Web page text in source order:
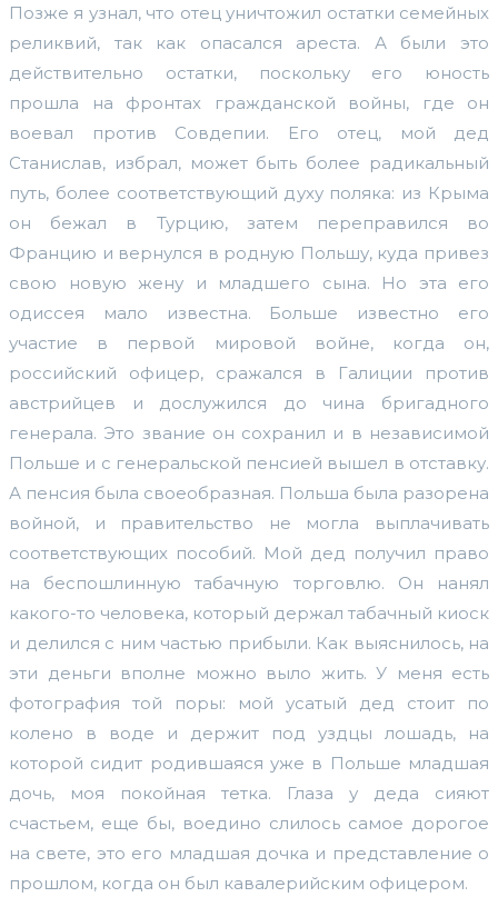
Позже я узнал, что отец уничтожил остатки семейных
реликвий, так как опасался ареста. А были это
действительно остатки, поскольку его юность
прошла на фронтах гражданской войны, где он
воевал против Совдепии. Его отец, мой дед
Станислав, избрал, может быть более радикальный
путь, более соответствующий духу поляка: из Крыма
он бежал в Турцию, затем переправился во
Францию и вернулся в родную Польшу, куда привез
свою новую жену и младшего сына. Но эта его
одиссея мало известна. Больше известно его
участие в первой мировой войне, когда он,
российский офицер, сражался в Галиции против
австрийцев и дослужился до чина бригадного
генерала. Это звание он сохранил и в независимой
Польше и с генеральской пенсией вышел в отставку.
А пенсия была своеобразная. Польша была разорена
войной, и правительство не могла выплачивать
соответствующих пособий. Мой дед получил право
на беспошлинную табачную торговлю. Он нанял
какого-то человека, который держал табачный киоск
и делился с ним частью прибыли. Как выяснилось, на
эти деньги вполне можно выло жить. У меня есть
фотография той поры: мой усатый дед стоит по
колено в воде и держит под уздцы лошадь, на
которой сидит родившаяся уже в Польше младшая
дочь, моя покойная тетка. Глаза у деда сияют
счастьем, еще бы, воедино слилось самое дорогое
на свете, это его младшая дочка и представление о
прошлом, когда он был кавалерийским офицером.